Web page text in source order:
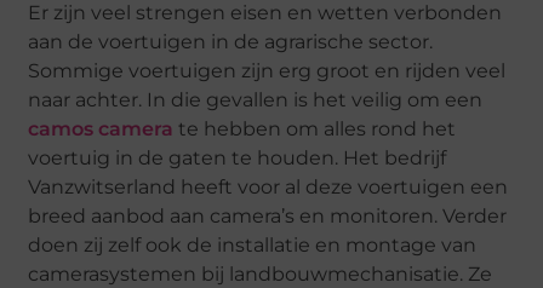
Er zijn veel strengen eisen en wetten verbonden
aan de voertuigen in de agrarische sector.
Sommige voertuigen zijn erg groot en rijden veel
naar achter. In die gevallen is het veilig om een
camos camera te hebben om alles rond het
voertuig in de gaten te houden. Het bedrijf
Vanzwitserland heeft voor al deze voertuigen een
breed aanbod aan camera’s en monitoren. Verder
doen zij zelf ook de installatie en montage van
camerasystemen bij landbouwmechanisatie. Ze